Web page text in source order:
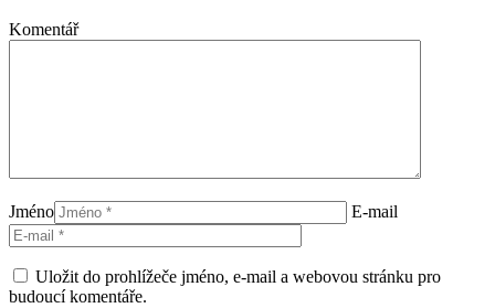
Komentář
Jméno E-mail
Uložit do prohlížeče jméno, e-mail a webovou stránku pro
budoucí komentáře.